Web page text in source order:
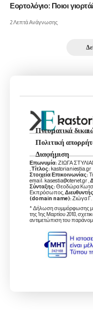
Εορτολόγιο: Ποιοι
2 Λεπτά Ανάγνωσης
Πνευματικά
Πολιτική
Διαφήμιση
Επωνυμία:ΖΙΩΓΑ
Τίτλος: kastorianiestia.gr ,
Στοιχεία Επικοινωνίας:
email: kasestia@otenet.gr ,
Σύνταξης:Θεοδώρα
Εκπρόσωπος,
(domain name):Ζιώγα Γ.
* Δήλωση συμμόρφωσης με
της 1ης Μαρτίου 2018,
αντιμετώπιση του